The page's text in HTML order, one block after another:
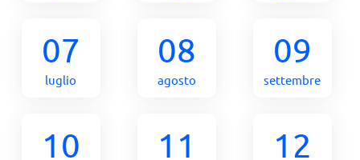
07
luglio
08
agosto
09
settembre
10 11 12